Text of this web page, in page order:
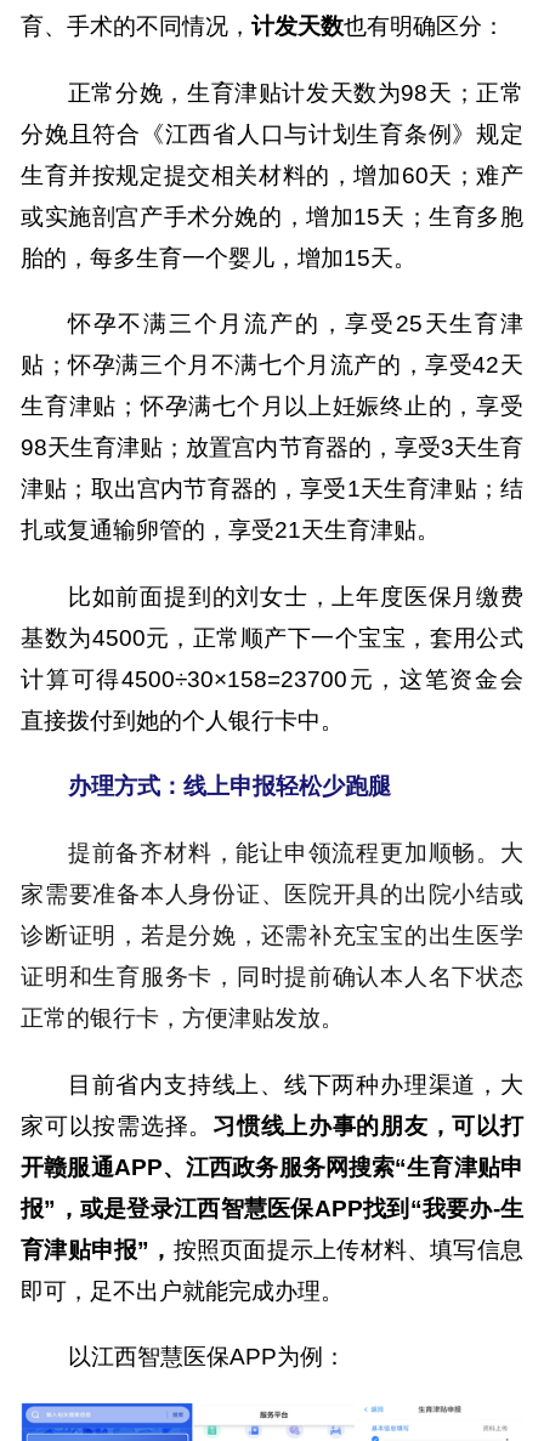
育、手术的不同情况，计发天数也有明确区分 ：
正常分娩，生育津贴计发天数为98天；正常
分娩且符合《江西省人口与计划生育条例》规定
生育并按规定提交相关材料的，增加60天；难产
或实施剖宫产手术分娩的，增加15天；生育多胞
胎的，每多生育一个婴儿，增加15天。
怀孕不满三个月流产的，享受25天生育津
贴；怀孕满三个月不满七个月流产的，享受42天
生育津贴；怀孕满七个月以上妊娠终止的，享受
98天生育津贴；放置宫内节育器的，享受3天生育
津贴；取出宫内节育器的，享受1天生育津贴；结
扎或复通输卵管的，享受21天生育津贴。
比如前面提到的刘女士，上年度医保月缴费
基数为4500元，正常顺产下一个宝宝，套用公式
计算可得4500÷30×158=23700元，这笔资金会
直接拨付到她的个人银行卡中。
办理方式： 线上申报轻松少跑腿
提前备齐材料，能让申领流程更加顺畅。大
家需要准备本人身份证、医院开具的出院小结或
诊断证明，若是分娩，还需补充宝宝的出生医学
证明和生育服务卡，同时提前确认本人名下状态
正常的银行卡，方便津贴发放。
目前省内支持线上、线下两种办理渠道，大
家可以按需选择。 习惯线上办事的朋友，可以打
开赣服通APP、 江西政务服务网搜索“生育津贴申
报” ，或是登录江西智慧医保APP找到“我要办-生
育津贴申报” ， 按照页面提示上传材料、填写信息
即可，足不出户就能完成办理。
以江西智慧医保APP为例：